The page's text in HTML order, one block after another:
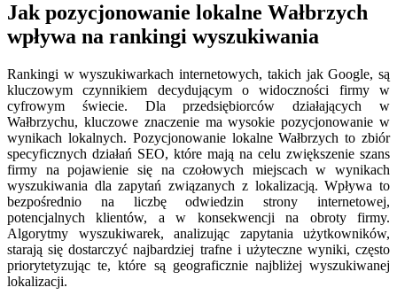
Jak pozycjonowanie lokalne Wałbrzych
wpływa na rankingi wyszukiwania
Rankingi w wyszukiwarkach internetowych, takich jak Google, są
kluczowym czynnikiem decydującym o widoczności firmy w
cyfrowym świecie. Dla przedsiębiorców działających w
Wałbrzychu, kluczowe znaczenie ma wysokie pozycjonowanie w
wynikach lokalnych. Pozycjonowanie lokalne Wałbrzych to zbiór
specyficznych działań SEO, które mają na celu zwiększenie szans
firmy na pojawienie się na czołowych miejscach w wynikach
wyszukiwania dla zapytań związanych z lokalizacją. Wpływa to
bezpośrednio na liczbę odwiedzin strony internetowej,
potencjalnych klientów, a w konsekwencji na obroty firmy.
Algorytmy wyszukiwarek, analizując zapytania użytkowników,
starają się dostarczyć najbardziej trafne i użyteczne wyniki, często
priorytetyzując te, które są geograficznie najbliżej wyszukiwanej
lokalizacji.